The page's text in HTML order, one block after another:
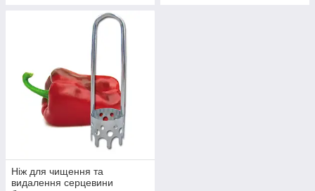
Ніж для чищення та
видалення серцевини